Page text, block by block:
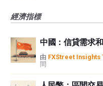
經濟指標
中國：信貸需求
由 FXStreet Insights
間